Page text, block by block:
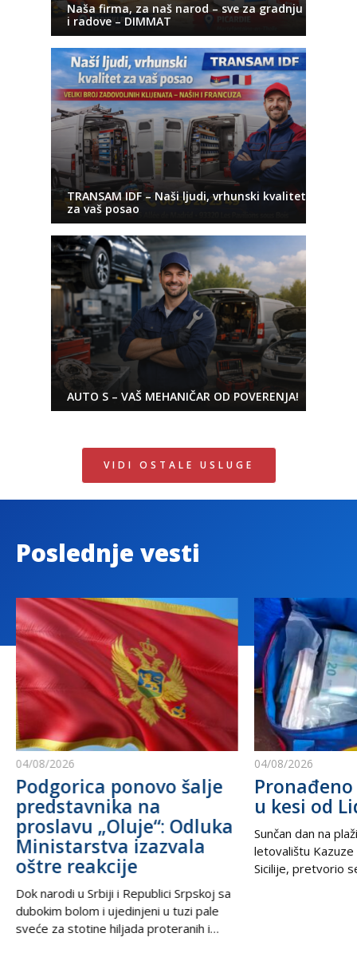
Naša firma, za naš narod – sve za gradnju
i radove – DIMMAT
TRANSAM IDF – Naši ljudi, vrhunski kvalitet
za vaš posao
AUTO S – VAŠ MEHANIČAR OD POVERENJA!
VIDI OSTALE USLUGE
Poslednje vesti
04/08/2026
Podgorica ponovo šalje
predstavnika na
proslavu „Oluje“: Odluka
Ministarstva izazvala
oštre reakcije
Dok narodi u Srbiji i Republici Srpskoj sa
dubokim bolom i ujedinjeni u tuzi pale
sveće za stotine hiljada proteranih i
04/08/2026
Pronađeno
u kesi od
Sunčan dan na
letovalištu Kazuze
Sicilije, pretvorio